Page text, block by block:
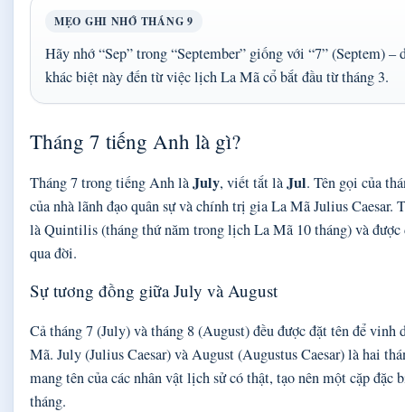
MẸO GHI NHỚ THÁNG 9
Hãy nhớ “Sep” trong “September” giống với “7” (Septem) –
khác biệt này đến từ việc lịch La Mã cổ bắt đầu từ tháng 3.
Tháng 7 tiếng Anh là gì?
Tháng 7 trong tiếng Anh làJuly, viết tắt làJul. Tên gọi của
của nhà lãnh đạo quân sự và chính trị gia La Mã Julius Caesar.
là Quintilis (tháng thứ năm trong lịch La Mã 10 tháng) và được
qua đời.
Sự tương đồng giữa July và August
Cả tháng 7 (July) và tháng 8 (August) đều được đặt tên để vinh
Mã. July (Julius Caesar) và August (Augustus Caesar) là hai
mang tên của các nhân vật lịch sử có thật, tạo nên một cặp đặc
tháng.